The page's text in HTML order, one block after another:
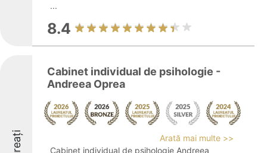
...
8.4
Cabinet individual de psihologie -
Andreea Oprea
Arată mai multe >>
Cabinet individual de psihologie Andreea